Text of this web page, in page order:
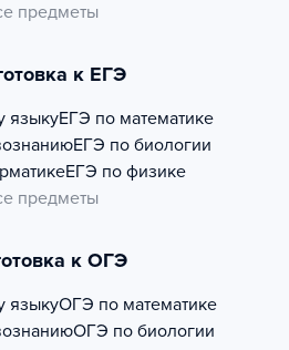
предметы
к ЕГЭ
языкуЕГЭ по математике
ЕГЭ по биологии
ЕГЭ по физике
предметы
к ОГЭ
языкуОГЭ по математике
ОГЭ по биологии